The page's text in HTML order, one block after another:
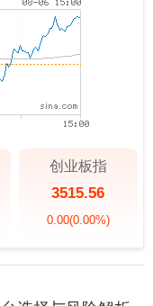
创业板指
3515.56
0.00(0.00%)